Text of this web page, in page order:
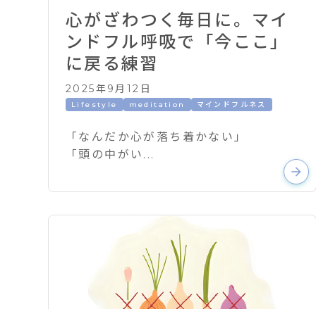
心がざわつく毎日に。マイ
ンドフル呼吸で「今ここ」
に戻る練習
2025年9月12日
Lifestyle meditation マインドフルネス
「なんだか心が落ち着かない」
「頭の中がい...
arrow_forward